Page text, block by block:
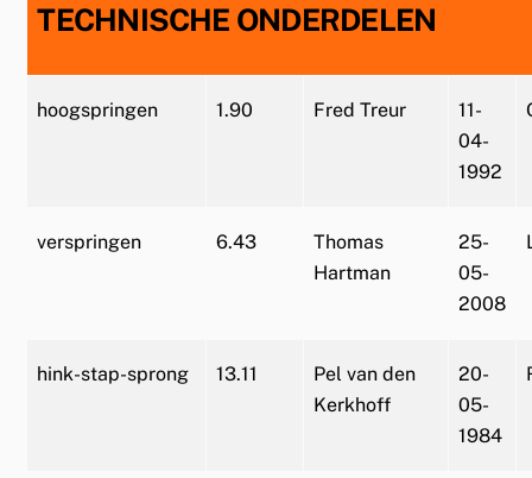
TECHNISCHE ONDERDELEN
hoogspringen 1.90 Fred Treur
11-
04-
1992
verspringen 6.43
Thomas
Hartman
25-
05-
2008
hink-stap-sprong 13.11
Pel van den
Kerkhoff
20-
05-
1984